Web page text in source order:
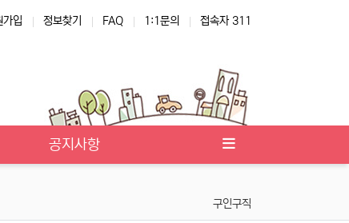
가입 정보찾기 FAQ 1:1문의 접속자 311
공지사항
구인구직